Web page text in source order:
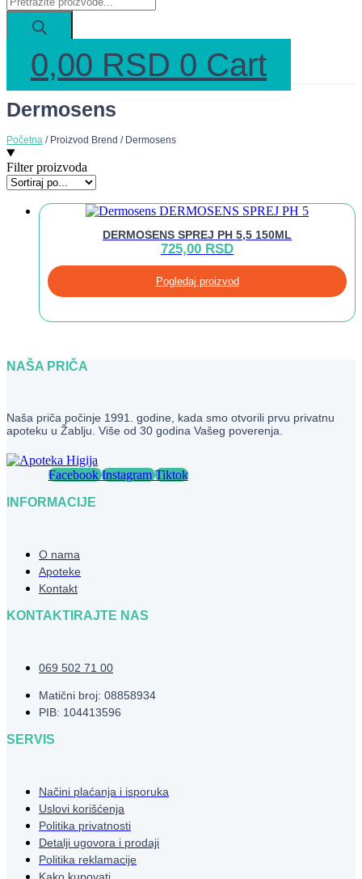
0,00 RSD 0 Cart
Dermosens
Početna / Proizvod Brend / Dermosens
Filter proizvoda
DERMOSENS SPREJ PH 5,5 150ML
725,00 RSD
Pogledaj proizvod
NAŠA PRIČA
Naša priča počinje 1991. godine, kada smo otvorili prvu privatnu
apoteku u Žablju. Više od 30 godina Vašeg poverenja.
Facebook Instagram Tiktok
INFORMACIJE
O nama
Apoteke
Kontakt
KONTAKTIRAJTE NAS
069 502 71 00
Matični broj: 08858934
PIB: 104413596
SERVIS
Načini plaćanja i isporuka
Uslovi korišćenja
Politika privatnosti
Detalji ugovora i prodaji
Politika reklamacije